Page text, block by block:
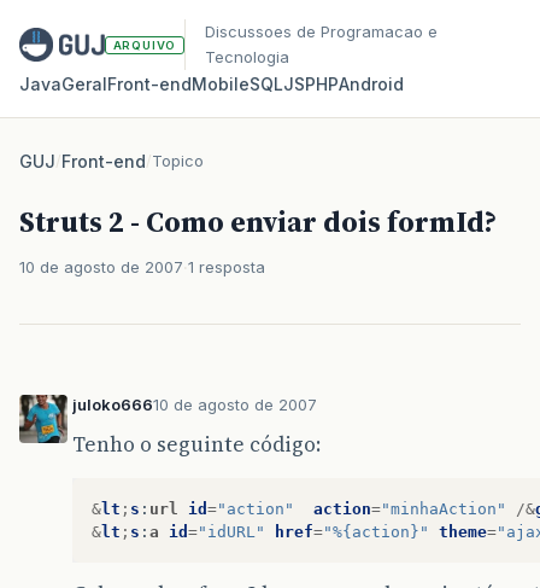
ARQUIVO
Discussoes de Programacao e
Tecnologia
JavaGeralFront‑endMobileSQLJSPHPAndroid
GUJ/Front-end/Topico
Struts 2 - Como enviar dois formId?
10 de agosto de 2007 1 resposta
juloko66610 de agosto de 2007
Tenho o seguinte código:
&lt ; s : url id ="action" action="minhaAction" /&
&lt ; s : a id ="idURL" href="%{action}" theme=